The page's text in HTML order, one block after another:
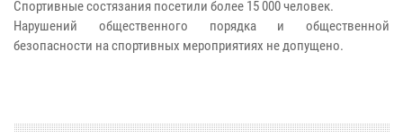
Спортивные состязания посетили более 15 000 человек.
Нарушений общественного порядка и общественной
безопасности на спортивных мероприятиях не допущено.